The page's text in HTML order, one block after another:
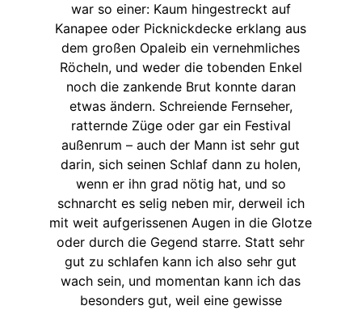
war so einer: Kaum hingestreckt auf
Kanapee oder Picknickdecke erklang aus
dem großen Opaleib ein vernehmliches
Röcheln, und weder die tobenden Enkel
noch die zankende Brut konnte daran
etwas ändern. Schreiende Fernseher,
ratternde Züge oder gar ein Festival
außenrum – auch der Mann ist sehr gut
darin, sich seinen Schlaf dann zu holen,
wenn er ihn grad nötig hat, und so
schnarcht es selig neben mir, derweil ich
mit weit aufgerissenen Augen in die Glotze
oder durch die Gegend starre. Statt sehr
gut zu schlafen kann ich also sehr gut
wach sein, und momentan kann ich das
besonders gut, weil eine gewisse